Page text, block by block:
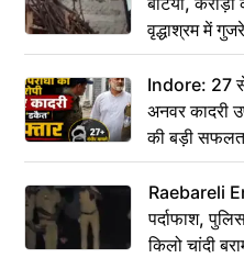
वृद्धाश्रम में
कहा– अंतिम
Indore: 27 से
अनवर कादरी
की बड़ी
Raebareli
पर्दाफाश,
किलो चांदी